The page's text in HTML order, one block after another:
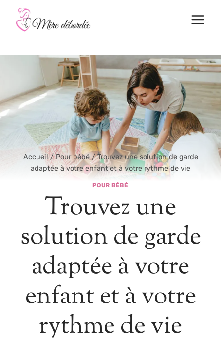
contenu
Accueil / Pour bébé / Trouvez une solution de garde
adaptée à votre enfant et à votre rythme de vie
POUR BÉBÉ
Trouvez une
solution de garde
adaptée à votre
enfant et à votre
rythme de vie